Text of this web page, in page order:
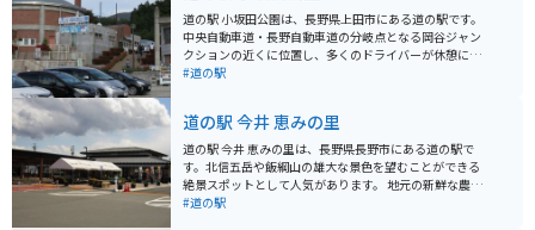
道の駅 小坂田公園は、長野県上田市にある道の駅です。
中央自動車道・長野自動車道の分岐点となる岡谷ジャン
クションの近くに位置し、多くのドライバーが休憩に訪
れます。 ここは、戦国時代に武田信玄と上杉謙信が激突
がらツーリングを楽しむことができます。 道の駅には、
地元の農産物や特産品を販売する直売所、レストラン、
軽食コーナーなどがあります。地元産の新鮮な野菜や果
物はもちろん、信州そばや山賊焼きなど、地元グルメも
堪能できます。 バイクで訪れる場合、道の駅から少し走
#道の駅
道の駅 今井 恵みの里
道の駅 今井 恵みの里は、長野県長野市にある道の駅で
す。北信五岳や飯綱山の雄大な景色を望むことができる
絶景スポットとして人気があります。 地元の新鮮な農産
物が販売されている直売所や、地元食材を使用したレス
#道の駅